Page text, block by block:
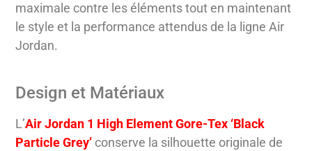
maximale contre les éléments tout en maintenant
le style et la performance attendus de la ligne Air
Jordan.
Design et Matériaux
L’Air Jordan 1 High Element Gore-Tex ‘Black
Particle Grey’ conserve la silhouette originale de